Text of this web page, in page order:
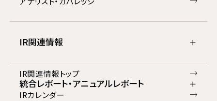
IR関連情報
IR関連情報トップ
IRカレンダー
統合レポート・アニュアルレポート